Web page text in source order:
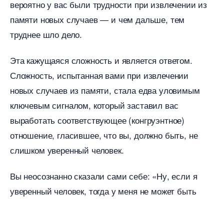
ероятно у вас были трудности при извлечении из
памяти новых случаев — и чем дальше, тем
труднее шло дело.
Эта кажущаяся сложность и является ответом.
Сложность, испытанная вами при извлечении
новых случаев из памяти, стала едва уловимым
ключевым сигналом, который заставил вас
ыработать соответствующее (конгруэнтное)
отношение, гласившее, что вы, должно быть, не
слишком уверенный человек.
ы неосознанно сказали сами себе: «Ну, если я
уверенный человек, тогда у меня не может быть